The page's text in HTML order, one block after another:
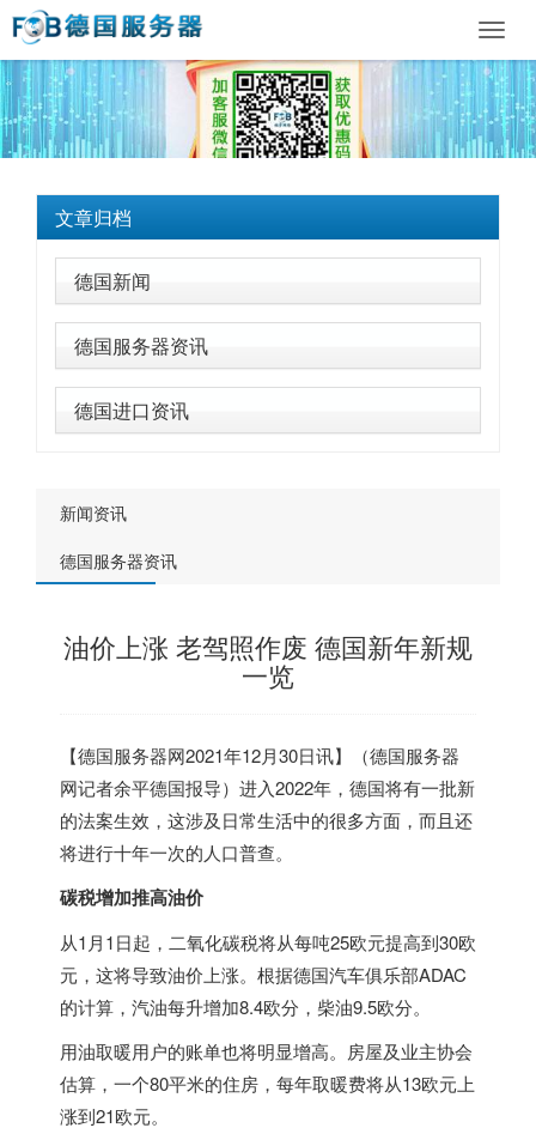
文章归档
德国新闻
德国服务器资讯
德国进口资讯
新闻资讯
德国服务器资讯
油价上涨 老驾照作废 德国新年新规
一览
【德国服务器网2021年12月30日讯】（德国服务器
网记者余平德国报导）进入2022年， 德国将有一批新
的法案生效，这涉及日常生活中的很多方面，而且还
将进行十年一次的人口普查。
碳税增加推高油价
从1月1日起，二氧化碳税将从每吨25欧元提高到30欧
元，这将导致油价上涨。根据德国汽车俱乐部ADAC
的计算，汽油每升增加8.4欧分，柴油9.5欧分。
用油取暖用户的账单也将明显增高。房屋及业主协会
估算，一个80平米的住房，每年取暖费将从13欧元上
涨到21欧元。